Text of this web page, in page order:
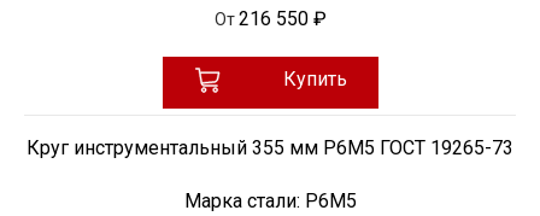
От 216 550 ₽
Купить
Круг инструментальный 355 мм Р6М5 ГОСТ 19265-73
Марка стали: Р6М5